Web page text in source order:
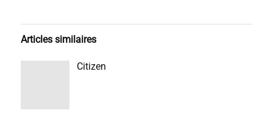
Articles similaires
Citizen